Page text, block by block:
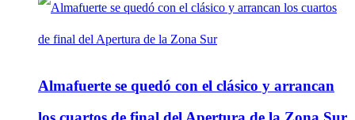
Almafuerte se quedó con el clásico y arrancan